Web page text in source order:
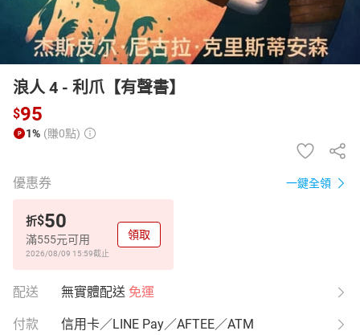
浪人 4 - 利爪【有聲書】
$95
1% (賺0點)
優惠券 一鍵全領
折$50
滿555元可用
2026/08/09 15:59截止
領取
配送 無實體配送 免運
付款 信用卡／LINE Pay／AFTEE／ATM